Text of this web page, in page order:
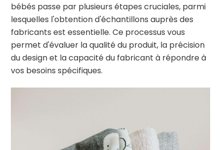
bébés passe par plusieurs étapes cruciales, parmi
lesquelles l'obtention d'échantillons auprès des
fabricants est essentielle. Ce processus vous
permet d'évaluer la qualité du produit, la précision
du design et la capacité du fabricant à répondre à
vos besoins spécifiques.